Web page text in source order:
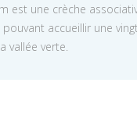
est une crèche
accueillir une
vallée verte.